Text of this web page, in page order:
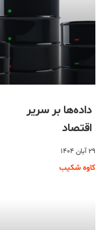
داده‌ها بر سریر
اقتصاد
۲۹ آبان ۱۴۰۴
کاوه شکیب